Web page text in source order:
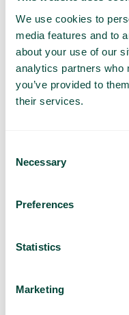
We use cookies to
media features and to
about your use of our
analytics partners who
you’ve provided to
their services.
Selection
Necessary
Preferences
Statistics
Marketing
Mon aperçu
Dans l’application
managers
rapide de l’état
Obtenez une
devis